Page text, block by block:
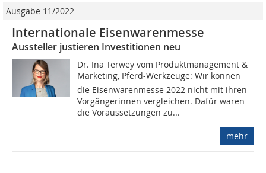
Ausgabe 11/2022
Internationale Eisenwarenmesse
Aussteller justieren Investitionen neu
Dr. Ina Terwey vom Produktmanagement &
Marketing, Pferd-Werkzeuge: Wir können
die Eisenwarenmesse 2022 nicht mit ihren
Vorgängerinnen vergleichen. Dafür waren
die Voraussetzungen zu...
mehr